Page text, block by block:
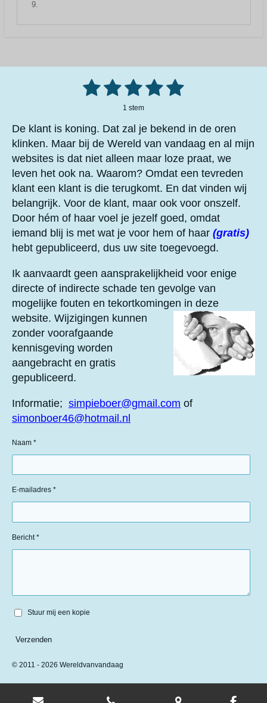
n
g
:
5
s
e
r
e
1
t
e
r
2
t
e
r
r
e
n
3
s
t
e
r
r
e
n
4
t
e
r
r
e
n
5
t
e
r
r
e
n
e
n
1 stem
De klant is koning. Dat zal je bekend in de oren
klinken. Maar bij de Wereld van vandaag en al mijn
websites is dat niet alleen maar loze praat, we
leven het ook na. Waarom? Omdat een tevreden
klant een klant is die terugkomt. En dat vinden wij
belangrijk. Voor de klant, maar ook voor onszelf.
Door hém of haar voel je jezelf goed, omdat
iemand blij is met wat je voor hem of haar (gratis)
hebt gepubliceerd, dus uw site toegevoegd.
Ik aanvaardt geen aansprakelijkheid voor enige
directe of indirecte schade ten gevolge van
mogelijke fouten en tekortkomingen in deze
website. Wijzigingen kunnen
zonder voorafgaande
kennisgeving worden
aangebracht en gratis
gepubliceerd.
Informatie; simpieboer@gmail.com of
simonboer46@hotmail.nl
Naam *
E-mailadres *
Bericht *
Stuur mij een kopie
Verzenden
© 2011 - 2026 Wereldvanvandaag